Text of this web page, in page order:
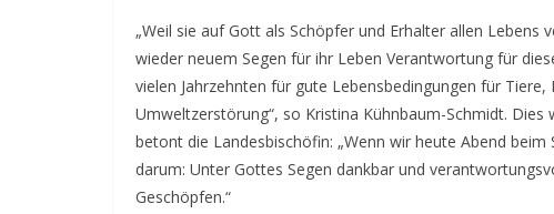
„Weil sie auf Gott als Schöpfer und Erhalter allen
wieder neuem Segen für ihr Leben Verantwortung für
vielen Jahrzehnten für gute Lebensbedingungen für
Umweltzerstörung“, so Kristina Kühnbaum-Schmidt.
betont die Landesbischöfin: „Wenn wir heute Abend
darum: Unter Gottes Segen dankbar und
Geschöpfen.“